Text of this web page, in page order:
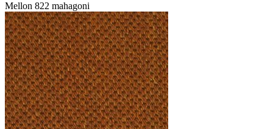
Mellon 822 mahagoni